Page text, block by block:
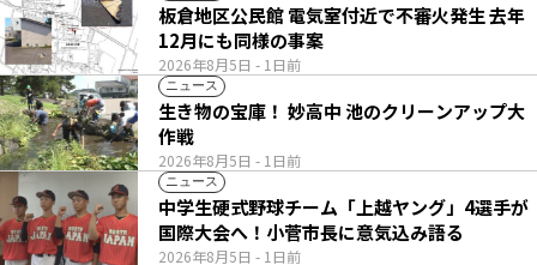
2026年8月5日 - 1日前
板倉地区公民館 電気室付近で不審火発生 去年
12月にも同様の事案
ニュース
2026年8月5日 - 1日前
生き物の宝庫！ 妙高中 池のクリーンアップ大
作戦
ニュース
2026年8月5日 - 1日前
中学生硬式野球チーム「上越ヤング」4選手が
国際大会へ！小菅市長に意気込み語る